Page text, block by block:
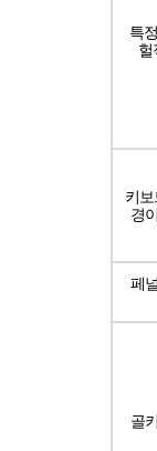
특
헐
키보
경
페
골